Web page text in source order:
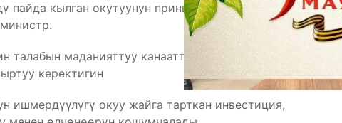
кылган окутуунун принципиалдуу жаӊы
талабын маданияттуу канааттандыра албай жатканын
керектигин
ишмердүүлүгү окуу жайга тарткан инвестиция,